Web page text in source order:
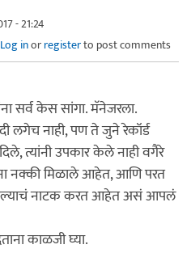
- 21:24
Log inorregisterto post comments
सर्व केस सांगा. मॅनेजरला.
लगेच नाही, पण ते जुने रेकॉर्ड
त्यांनी उपकार केले नाही वगैरे
नक्की मिळाले आहेत, आणि परत
नाटक करत आहेत असं आपलं
काळजी घ्या.